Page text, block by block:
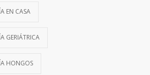
EN CASA
GERIÁTRICA
HONGOS